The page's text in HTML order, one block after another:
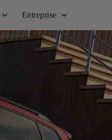
Entreprise